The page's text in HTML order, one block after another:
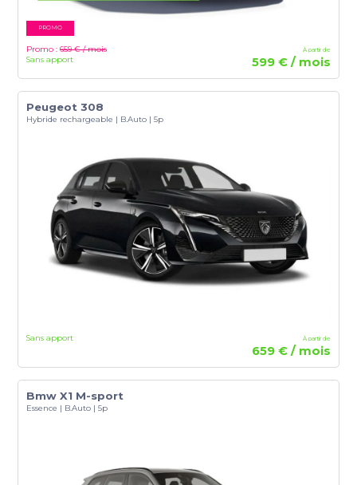
PROMO
Promo :659 € / mois
Sans apport
À partir de
599 € / mois
Peugeot 308
Hybride rechargeable | B.Auto | 5p
Sans apport À partir de
659 € / mois
Bmw X1 M-sport
Essence | B.Auto | 5p